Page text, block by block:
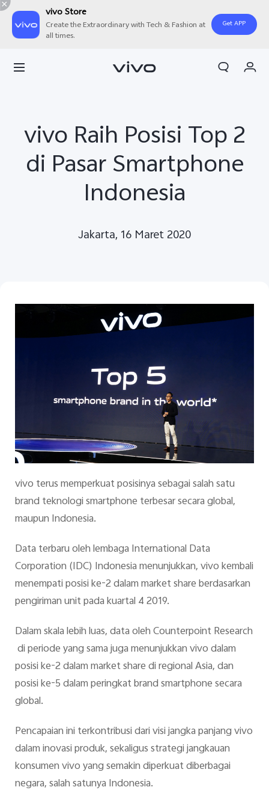
vivo Store
Create the Extraordinary with Tech & Fashion at
all times.
Get APP
Indonesia | Pilih negara/wilayah
Akun Saya
vivo Raih Posisi Top 2
di Pasar Smartphone
Indonesia
Jakarta, 16 Maret 2020
vivo terus memperkuat posisinya sebagai salah satu
brand teknologi smartphone terbesar secara global,
maupun Indonesia.
Data terbaru oleh lembaga International Data
Corporation (IDC) Indonesia menunjukkan, vivo kembali
menempati posisi ke-2 dalam market share berdasarkan
pengiriman unit pada kuartal 4 2019.
Dalam skala lebih luas, data oleh Counterpoint Research
di periode yang sama juga menunjukkan vivo dalam
posisi ke-2 dalam market share di regional Asia, dan
posisi ke-5 dalam peringkat brand smartphone secara
global.
Pencapaian ini terkontribusi dari visi jangka panjang vivo
dalam inovasi produk, sekaligus strategi jangkauan
konsumen vivo yang semakin diperkuat diberbagai
negara, salah satunya Indonesia.